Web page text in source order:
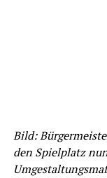
Bild:
den Spielplatz